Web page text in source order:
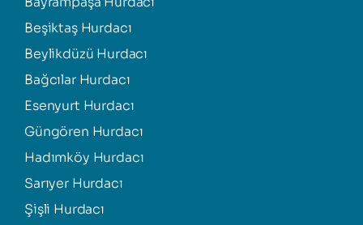
Beşiktaş Hurdacı
Beylikdüzü Hurdacı
Bağcılar Hurdacı
Esenyurt Hurdacı
Güngören Hurdacı
Hadımköy Hurdacı
Sarıyer Hurdacı
Şişli Hurdacı